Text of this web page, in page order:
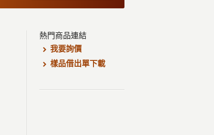
熱門商品連結
我要詢價
樣品借出單下載